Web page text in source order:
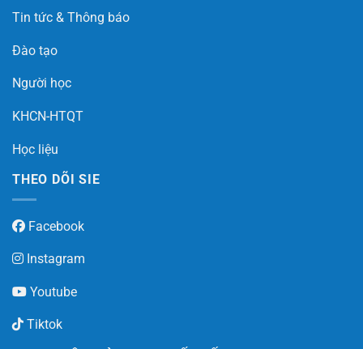
Tin tức & Thông báo
Đào tạo
Người học
KHCN-HTQT
Học liệu
THEO DÕI SIE
Facebook
Instagram
Youtube
Tiktok